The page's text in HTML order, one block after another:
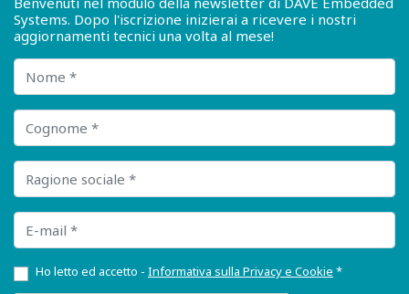
Systems. Dopo l'iscrizione inizierai a ricevere i nostri
aggiornamenti tecnici una volta al mese!
Nome
Cognome
Ragione sociale
E-mail
Ho letto ed accetto - Informativa sulla Privacy e Cookie *